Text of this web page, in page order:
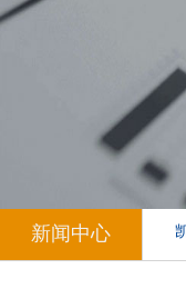
新闻中心